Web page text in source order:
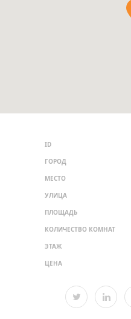
ID
ГОРОД
МЕСТО
УЛИЦА
ПЛОЩАДЬ
КОЛИЧЕСТВО КОМНАТ
ЭТАЖ
ЦЕНА